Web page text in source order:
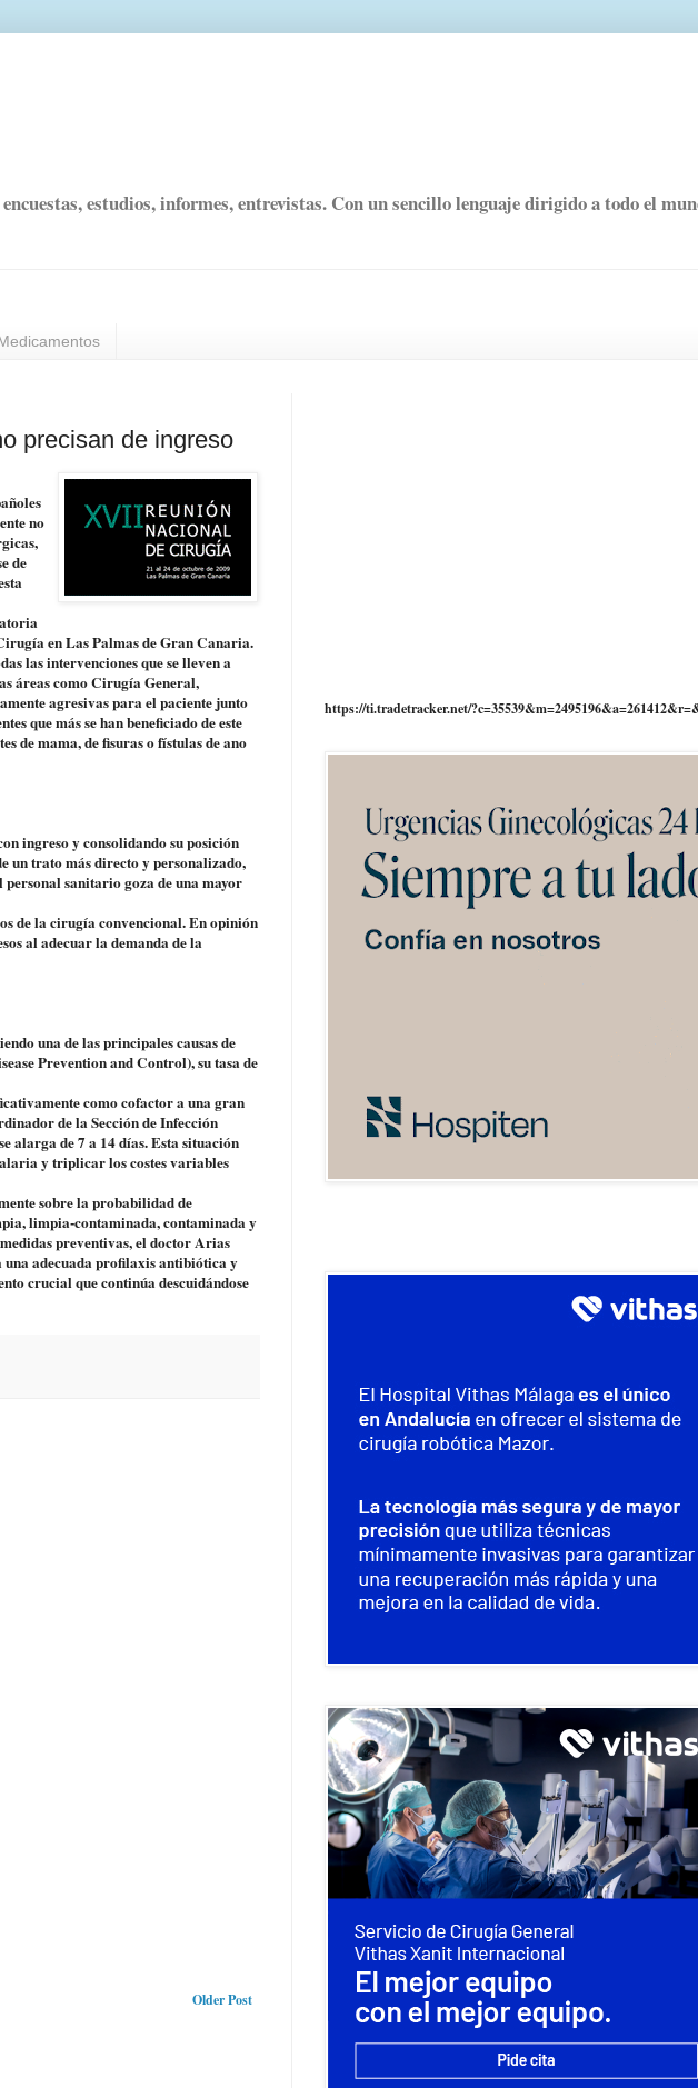
estudios, informes, entrevistas. Con un sencillo lenguaje dirigido a todo el
precisan de ingreso
no
de
en Las Palmas de Gran Canaria.
las intervenciones que se lleven a
áreas como Cirugía General,
agresivas para el paciente junto
que más se han beneficiado de este
de mama, de fisuras o fístulas de ano
ingreso y consolidando su posición
un trato más directo y personalizado,
sanitario goza de una mayor
de la cirugía convencional. En opinión
al adecuar la demanda de la
una de las principales causas de
Prevention and Control), su tasa de
como cofactor a una gran
de la Sección de Infección
alarga de 7 a 14 días. Esta situación
y triplicar los costes variables
sobre la probabilidad de
limpia-contaminada, contaminada y
preventivas, el doctor Arias
adecuada profilaxis antibiótica y
crucial que continúa descuidándose
Older Post
https://ti.tradetracker.net/